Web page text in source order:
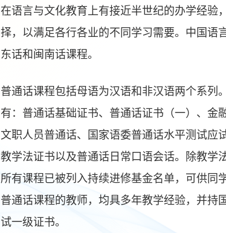
在语言与文化教育上有接近半世纪的办学经验
择，以满足各行各业的不同学习需要。中国语
东话和闽南话课程。
普通话课程包括母语为汉语和非汉语两个系列
有：普通话基础证书、普通话证书（一）、金
文职人员普通话、国家语委普通话水平测试应
教学法证书以及普通话日常口语会话。除教学
所有课程已被列入持续进修基金名单，可供同
普通话课程的教师，均具多年教学经验，并持
试一级证书。